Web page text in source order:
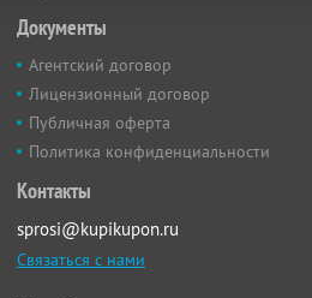
Документы
Агентский договор
Лицензионный договор
Публичная оферта
Политика конфиденциальности
Контакты
sprosi@kupikupon.ru
Связаться с нами